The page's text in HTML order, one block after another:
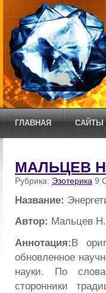
ГЛАВНАЯ САЙТЫ
МАЛЬЦЕВ
Рубрика: Эзотерика 9
Название:
Автор: Мальцев
Аннотация:В
обновленное
науки. По
сторонники